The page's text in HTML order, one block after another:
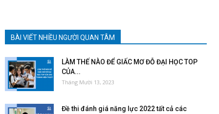
BÀI VIẾT NHIỀU NGƯỜI QUAN TÂM
LÀM THẾ NÀO ĐỂ GIẤC MƠ ĐỖ ĐẠI HỌC TOP
CỦA...
Tháng Mười 13, 2023
Đề thi đánh giá năng lực 2022 tất cả các